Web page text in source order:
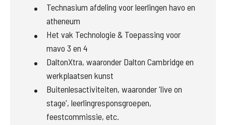
Technasium afdeling voor leerlingen havo en
atheneum
Het vak Technologie & Toepassing voor
mavo 3 en 4
DaltonXtra, waaronder Dalton Cambridge en
werkplaatsen kunst
Buitenlesactiviteiten, waaronder 'live on
stage', leerlingresponsgroepen,
feestcommissie, etc.